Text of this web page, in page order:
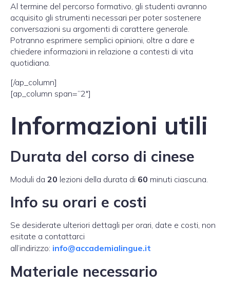
Al termine del percorso formativo, gli studenti avranno
acquisito gli strumenti necessari per poter sostenere
conversazioni su argomenti di carattere generale.
Potranno esprimere semplici opinioni, oltre a dare e
chiedere informazioni in relazione a contesti di vita
quotidiana.
[/ap_column]
[ap_column span=”2″]
Informazioni utili
Durata del corso di cinese
Moduli da 20 lezioni della durata di 60 minuti ciascuna.
Info su orari e costi
Se desiderate ulteriori dettagli per orari, date e costi, non
esitate a contattarci
all’indirizzo: info@accademialingue.it
Materiale necessario